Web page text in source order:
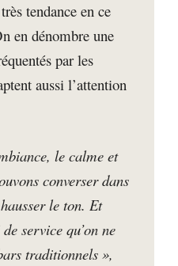
tendance en ce
en dénombre une
par les
aussi l’attention
le calme et
converser dans
le ton. Et
service qu’on ne
traditionnels »,